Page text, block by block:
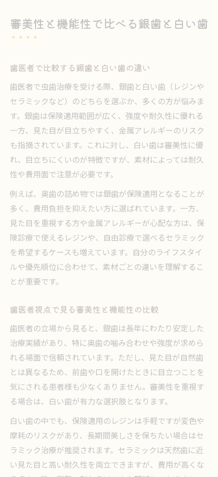
審美性と機能性で比べる銀歯と白い歯
歯医者で比較する銀歯と白い歯の違い
歯医者で虫歯治療を受ける際、銀歯と白い歯（レジンや
セラミックなど）のどちらを選ぶか、多くの方が悩みま
す。銀歯は保険適用範囲が広く、強度や耐久性に優れる
一方、見た目が目立ちやすく、金属アレルギーのリスク
も指摘されています。これに対し、白い歯は審美性に優
れ、目立ちにくいのが特徴ですが、素材によっては耐久
性や費用面で注意が必要です。
例えば、奥歯の詰め物では銀歯が保険適用となることが
多く、費用負担を抑えたい方に選ばれています。一方、
見た目を重視する方や金属アレルギーが心配な方は、保
険診療で使えるレジンや、自由診療で選べるセラミック
を希望するケースも増えています。自分のライフスタイ
ルや優先順位に合わせて、素材ごとの違いを理解するこ
とが重要です。
歯医者視点で見る審美性と機能性の比較
歯医者の立場から見ると、銀歯は長年にわたり安定した
治療実績があり、特に奥歯の噛み合わせや強度が求めら
れる場面で信頼されています。ただし、見た目が自然歯
とは異なるため、前歯や口を開けたときに目立つことを
気にされる患者様も少なくありません。審美性を重視す
る場合は、白い歯が有力な選択肢となります。
白い歯の中でも、保険適用のレジンは手軽ですが変色や
摩耗のリスクがあり、長期間美しさを保ちたい場合はセ
ラミック治療が推奨されます。セラミックは天然歯に近
い見た目と高い耐久性を両立できますが、費用が高くな